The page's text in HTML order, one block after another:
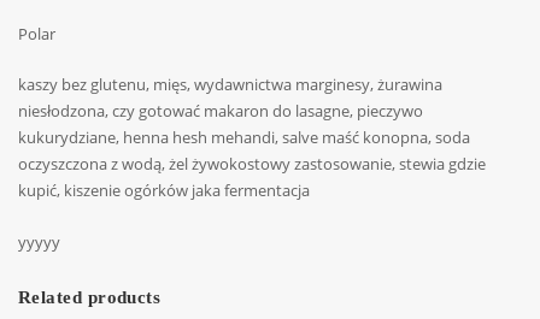
Polar
kaszy bez glutenu, mięs, wydawnictwa marginesy, żurawina
niesłodzona, czy gotować makaron do lasagne, pieczywo
kukurydziane, henna hesh mehandi, salve maść konopna, soda
oczyszczona z wodą, żel żywokostowy zastosowanie, stewia gdzie
kupić, kiszenie ogórków jaka fermentacja
yyyyy
Related products